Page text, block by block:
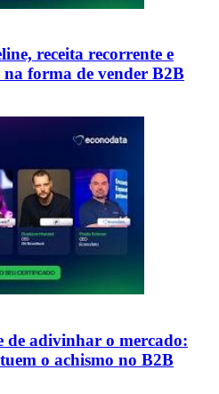
receita recorrente e
forma de vender B2B
de adivinhar o mercado:
o achismo no B2B